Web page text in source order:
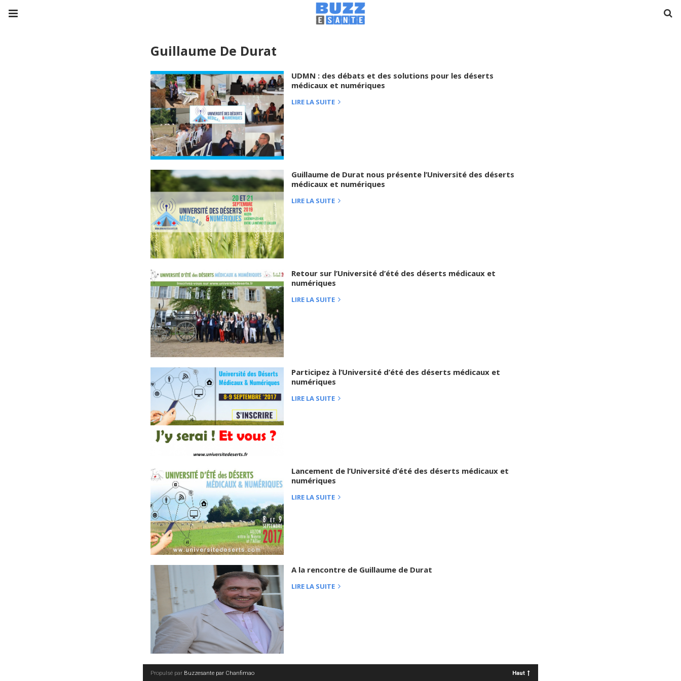
Guillaume De Durat
UDMN : des débats et des solutions pour les déserts
médicaux et numériques
LIRE LA SUITE
Guillaume de Durat nous présente l’Université des déserts
médicaux et numériques
LIRE LA SUITE
Retour sur l’Université d’été des déserts médicaux et
numériques
LIRE LA SUITE
Participez à l’Université d’été des déserts médicaux et
numériques
LIRE LA SUITE
Lancement de l’Université d’été des déserts médicaux et
numériques
LIRE LA SUITE
A la rencontre de Guillaume de Durat
LIRE LA SUITE
Propulsé par Buzzesante par Chanfimao Haut